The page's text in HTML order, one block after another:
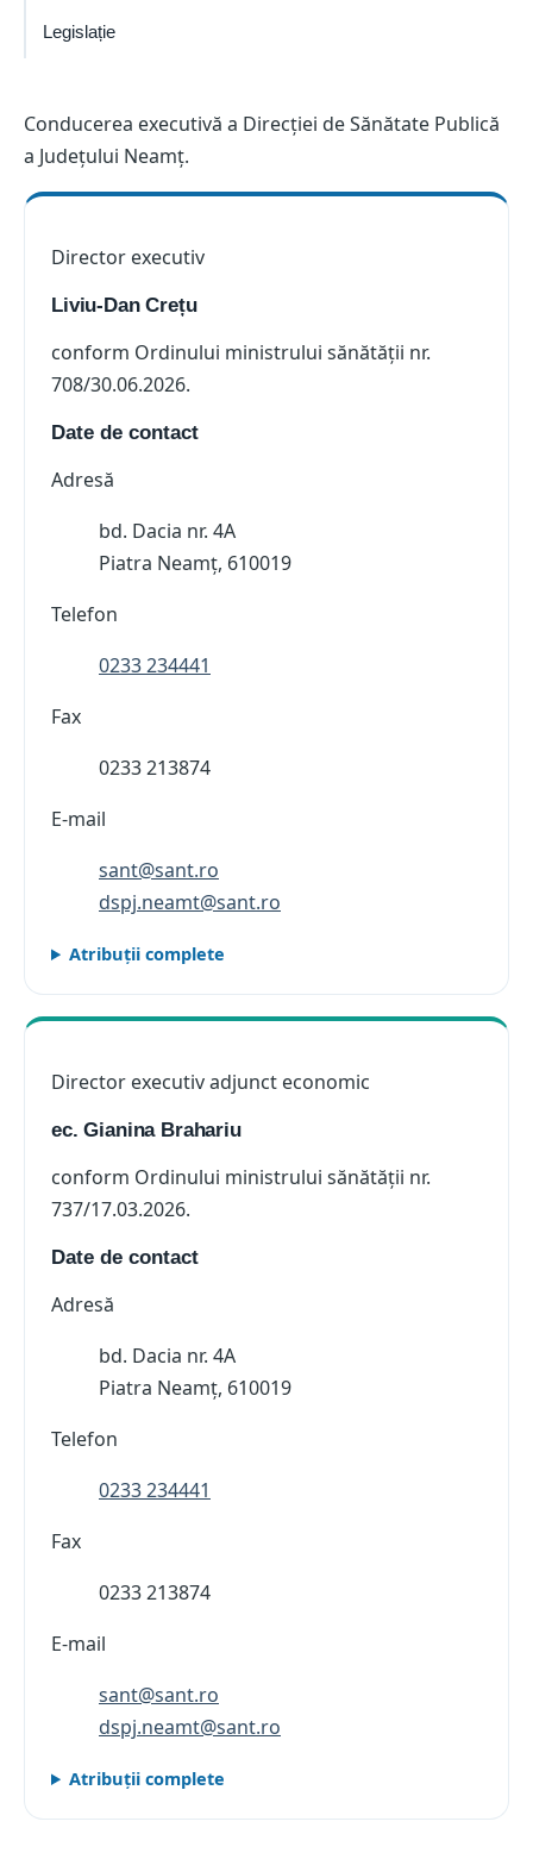
Legislație
Conducerea executivă a Direcției de Sănătate Publică
a Județului Neamț.
Director executiv
Liviu-Dan Crețu
conform Ordinului ministrului sănătății nr.
708/30.06.2026.
Date de contact
Adresă
bd. Dacia nr. 4A
Piatra Neamț, 610019
Telefon
0233 234441
Fax
0233 213874
E-mail
sant@sant.ro
dspj.neamt@sant.ro
Atribuții complete
Director executiv adjunct economic
ec. Gianina Brahariu
conform Ordinului ministrului sănătății nr.
737/17.03.2026.
Date de contact
Adresă
bd. Dacia nr. 4A
Piatra Neamț, 610019
Telefon
0233 234441
Fax
0233 213874
E-mail
sant@sant.ro
dspj.neamt@sant.ro
Atribuții complete